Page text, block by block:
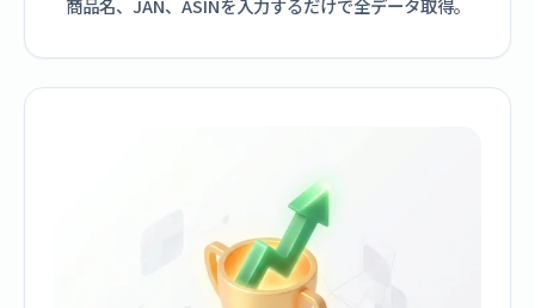
商品名、JAN、ASINを入力するだけで全データ取得。